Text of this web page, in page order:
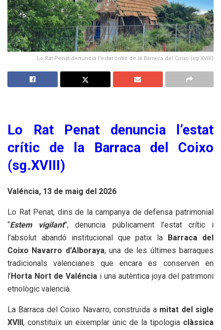
Lo Rat Penat denuncia l'estat crític de la Barraca del Coixo (sg.XVIII)
Lo Rat Penat denuncia l’estat
crític de la Barraca del Coixo
(sg.XVIII)
Valéncia, 13 de maig del 2026
Lo Rat Penat, dins de la campanya de defensa patrimonial
“Estem vigilant”, denuncia públicament l’estat crític i
l’absolut abandó institucional que patix la Barraca del
Coixo Navarro d’Alboraya, una de les últimes barraques
tradicionals valencianes que encara es conserven en
l’Horta Nort de Valéncia i una autèntica joya del patrimoni
etnològic valencià.
La Barraca del Coixo Navarro, construïda a mitat del sigle
XVIII, constituïx un eixemplar únic de la tipologia clàssica